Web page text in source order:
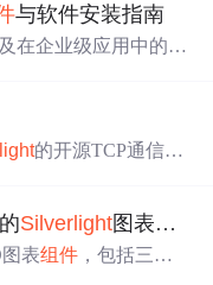
面、类设计，以及编
组件下载。
与软件安装指南
在企业级应用中的作
的开源TCP通信组
Silverlight图表组件
表组件 ，包括三维